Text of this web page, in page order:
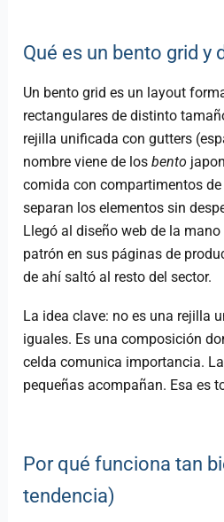
Qué es un bento grid y
Un bento grid es un layout
rectangulares de distinto
rejilla unificada con gutters
nombre viene de losbento
comida con compartimentos
separan los elementos sin
Llegó al diseño web de la
patrón en sus páginas de
de ahí saltó al resto del sector.
La idea clave: no es una rejilla
iguales. Es una composición
celda comunica importancia.
pequeñas acompañan. Esa es
Por qué funciona tan
tendencia)